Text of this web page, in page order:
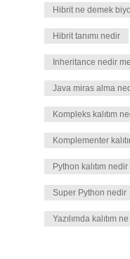
Hibrit ne demek
Hibrit tanımı nedir
Inheritance nedir
Java miras alma
Kompleks kalıtım
Komplementer
Python kalıtım nedir
Super Python nedir
Yazılımda kalıtım